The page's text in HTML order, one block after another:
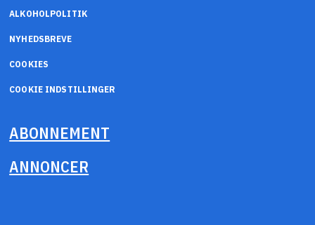
ALKOHOLPOLITIK
NYHEDSBREVE
COOKIES
COOKIE INDSTILLINGER
ABONNEMENT
ANNONCER